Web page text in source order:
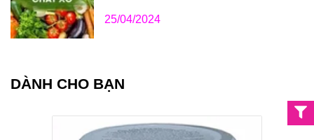
25/04/2024
DÀNH CHO BẠN